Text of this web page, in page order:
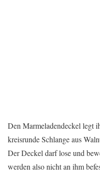
Den Marmeladendeckel legt
kreisrunde Schlange aus
Der Deckel darf lose und
werden also nicht an ihm